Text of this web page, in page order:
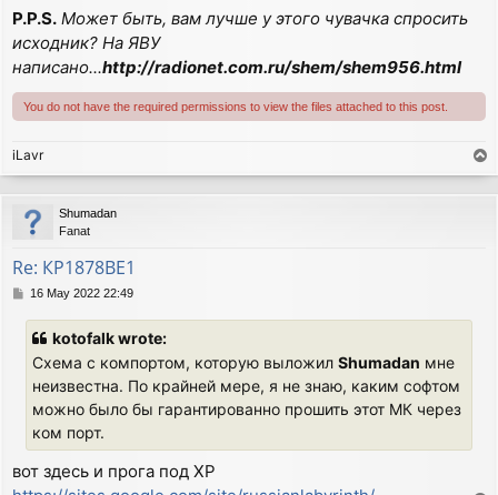
    jb   loc_0_8DB
    cmp  ax, cx
    stc
    jnz  loc_0_8DB
    mov  cs:word_0_89C, ax
    mov  ah, 3Eh
            ; BX = file handle
loc_0_8DB:                     ; CODE XREF:
; sub_FILE_89E+16j
    pop  ds
    popa
    retn
P.P.S. Может быть, вам лучше у этого чувачка спросить
исходник? На ЯВУ
написано...http://radionet.com.ru/shem/shem956.html
You do not have the required permissions to view the files attached to this post.
iLavr
o
p
Shumadan
Fanat
Re: КР1878ВЕ1
P16 May 2022 22:49
kotofalk wrote:
Схема с компортом, которую выложил Shumadan мне
неизвестна. По крайней мере, я не знаю, каким софтом
можно было бы гарантированно прошить этот МК через
ком порт.
вот здесь и прога под XP